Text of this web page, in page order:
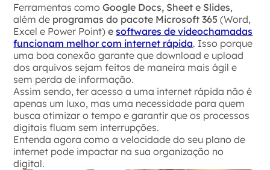
Ferramentas comoGoogle Docs, Sheet e Slides,
além de programas do pacote Microsoft 365 (Word,
Excel e Power Point)esoftwares de videochamadas
funcionam melhor com internet rápida. Isso porque
uma boa conexão garante que download e upload
dos arquivos sejam feitos de maneira mais ágil e
sem perda de informação.
Assim sendo, ter acesso a uma internet rápida não é
apenas um luxo, mas uma necessidade para quem
busca otimizar o tempo e garantir que os processos
digitais fluam sem interrupções.
Entenda agora como a velocidade do seu plano de
internet pode impactar na sua organização no
digital.